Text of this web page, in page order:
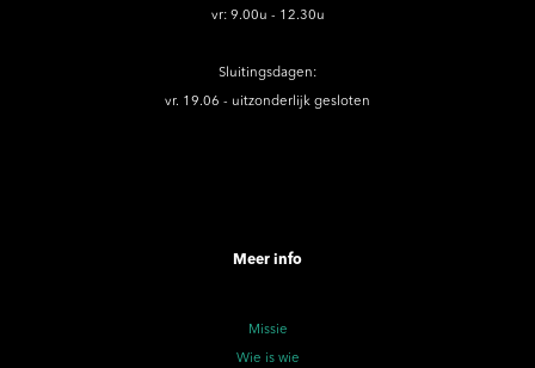
vr: 9.00u - 12.30u
Sluitingsdagen:
vr. 19.06 - uitzonderlijk gesloten
Meer info
Missie
Wie is wie